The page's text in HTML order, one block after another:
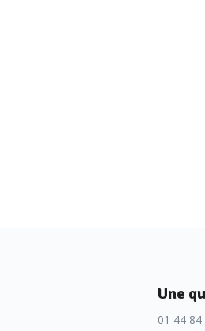
Une
01 44 84